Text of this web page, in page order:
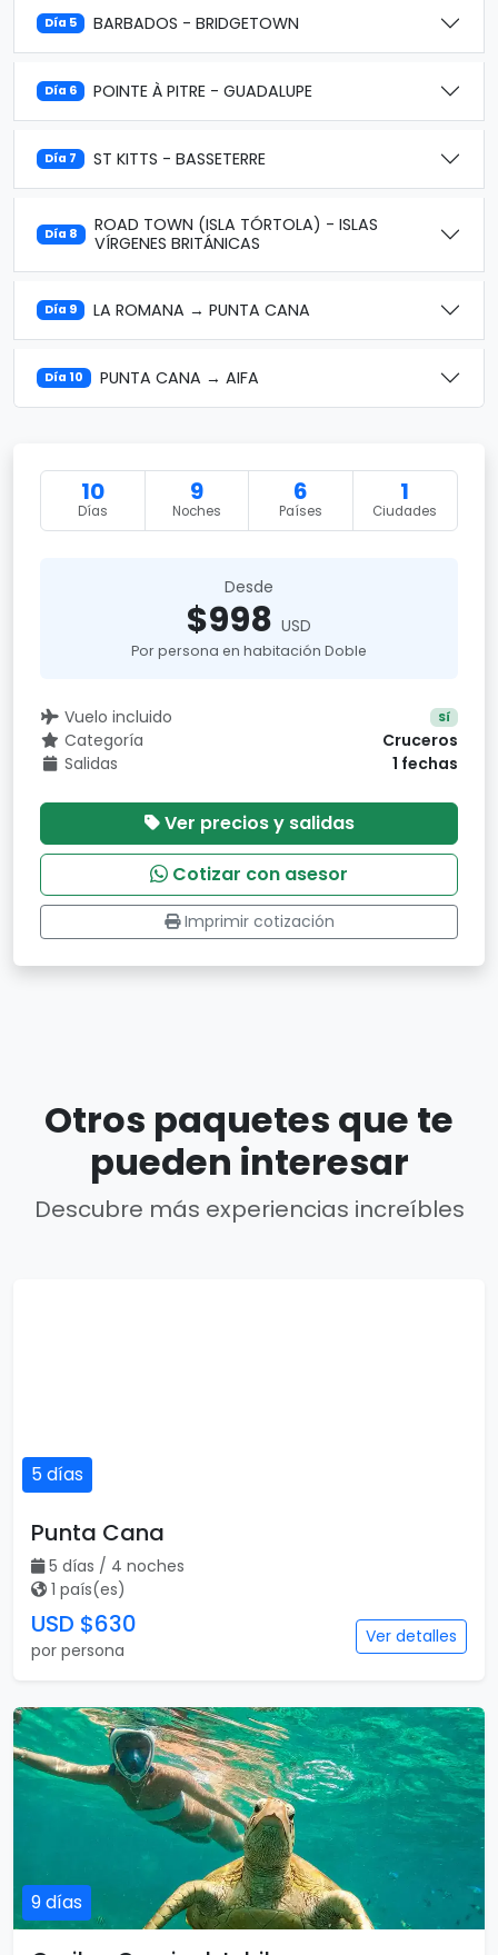
Día 5 BARBADOS - BRIDGETOWN
Día 6 POINTE À PITRE - GUADALUPE
Día 7 ST KITTS - BASSETERRE
Día 8
ROAD TOWN (ISLA TÓRTOLA) - ISLAS
VÍRGENES BRITÁNICAS
Día 9 LA ROMANA → PUNTA CANA
Día 10 PUNTA CANA → AIFA
10
Días
9
Noches
6
Países
1
Ciudades
Desde
$998 USD
Por persona en habitación Doble
Vuelo incluido Sí
Categoría
Cruceros
Salidas
1 fechas
Ver precios y salidas
Cotizar con asesor
Imprimir cotización
Otros paquetes que te
pueden interesar
Descubre más experiencias increíbles
5 días
Punta Cana
5 días / 4 noches
1 país(es)
USD $630
por persona
Ver detalles
9 días